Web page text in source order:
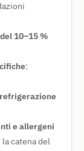
10–15 %
:
e allergeni
catena del